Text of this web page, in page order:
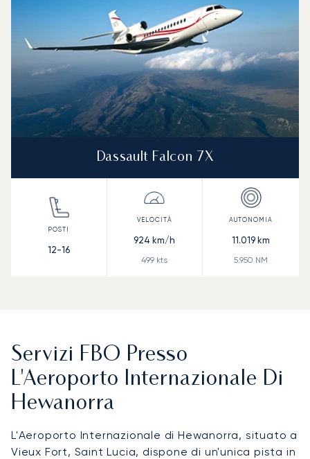
Dassault Falcon 7X
12-16
924 km/h
499 kts
11.019 km
5.950 NM
Servizi FBO Presso
L'Aeroporto Internazionale Di
Hewanorra
L'Aeroporto Internazionale di Hewanorra, situato a
Vieux Fort, Saint Lucia, dispone di un'unica pista in